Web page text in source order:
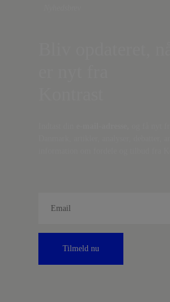
Tilmeld nu